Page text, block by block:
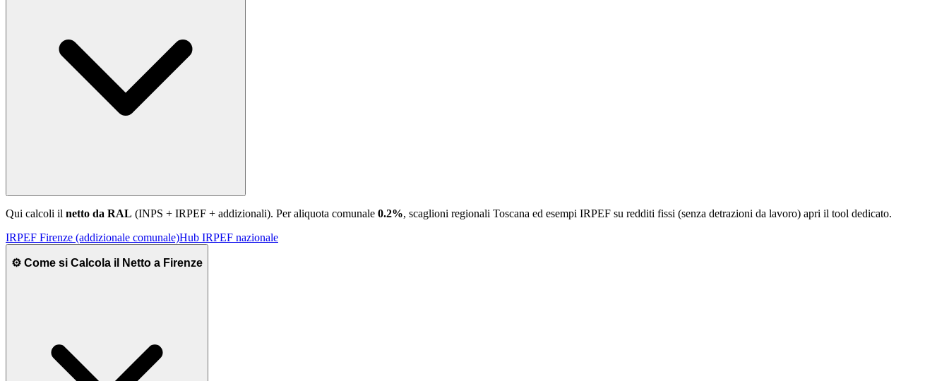
Qui calcoli il netto da RAL (INPS + IRPEF + addizionali). Per aliquota comunale 0.2%, scaglioni regionali Toscana ed esempi IRPEF su redditi fissi (senza detrazioni da lavoro) apri il tool dedicato.
IRPEF Firenze (addizionale comunale)Hub IRPEF nazionale
⚙️ Come si Calcola il Netto a Firenze